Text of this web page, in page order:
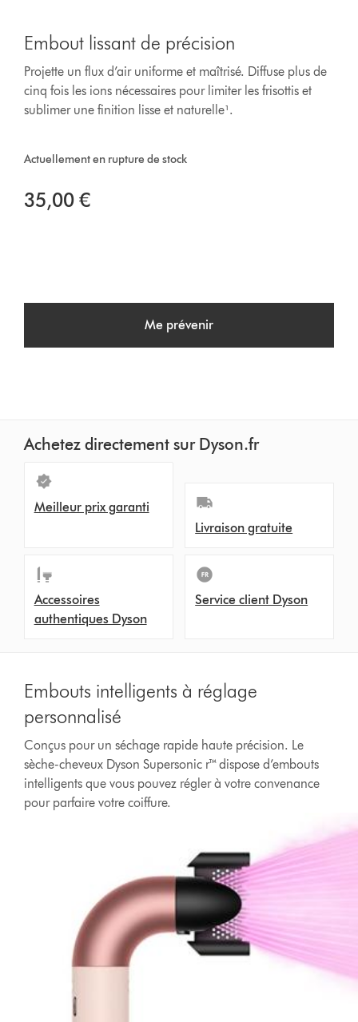
Embout lissant de précision
Projette un flux d’air uniforme et maîtrisé. Diffuse plus de
cinq fois les ions nécessaires pour limiter les frisottis et
sublimer une finition lisse et naturelle¹.
Actuellement en rupture de stock
35,00 €
Me prévenir
Achetez directement sur Dyson.fr
Meilleur prix garanti
Livraison gratuite
Accessoires
authentiques Dyson
Service client Dyson
Embouts intelligents à réglage
personnalisé
Conçus pour un séchage rapide haute précision. Le
sèche-cheveux Dyson Supersonic r™ dispose d’embouts
intelligents que vous pouvez régler à votre convenance
pour parfaire votre coiffure.